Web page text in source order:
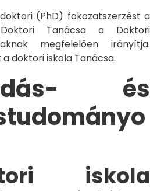
(PhD) fokozatszerzést a
Tanácsa a Doktori
megfelelően irányítja.
doktori iskola Tanácsa.
és
iskola